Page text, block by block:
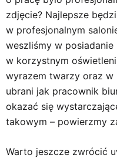
zdjęcie? Najlepsze
w profesjonalnym
weszliśmy w
w korzystnym
wyrazem twarzy oraz
ubrani jak pracownik
okazać się
takowym – powierzmy
Warto jeszcze zwrócić